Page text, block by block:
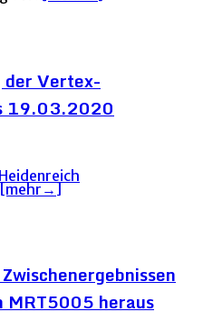
der Vertex-
19.03.2020
[mehr→]
MRT5005 heraus